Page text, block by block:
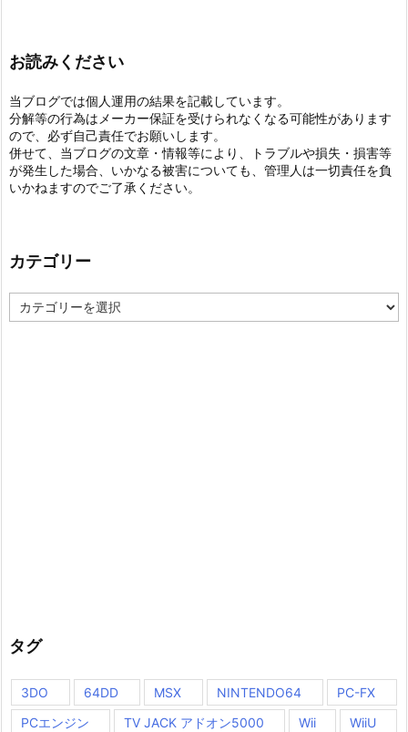
お読みください
当ブログでは個人運用の結果を記載しています。
分解等の行為はメーカー保証を受けられなくなる可能性があります
ので、必ず自己責任でお願いします。
併せて、当ブログの文章・情報等により、トラブルや損失・損害等
が発生した場合、いかなる被害についても、管理人は一切責任を負
いかねますのでご了承ください。
カテゴリー
テ
タグ
3DO 64DD MSX NINTENDO64
PC-FX
PCエンジン
TV JACK アドオン5000 Wii WiiU